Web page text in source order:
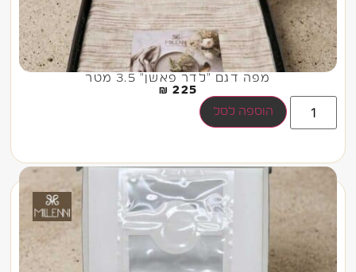
מפה דגם "לדר פאשן" 3.5 מטר
225
₪
הוספה לסל